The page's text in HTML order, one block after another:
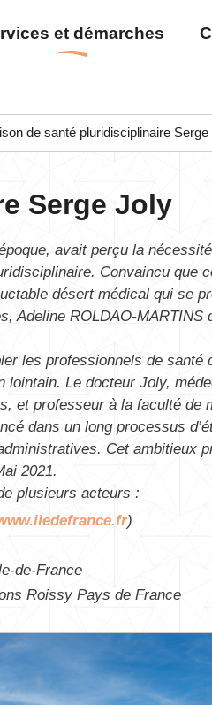
au
contenu
et démarches
de santé pluridisciplinaire
Serge Joly
avait perçu la
Convaincu que
désert médical qui se
Adeline ROLDAO-MARTINS
les professionnels de santé
lointain. Le docteur Joly,
et professeur à la faculté de
dans un long processus
Cet ambitieux
2021.
plusieurs acteurs :
)
de-France
Roissy Pays de France